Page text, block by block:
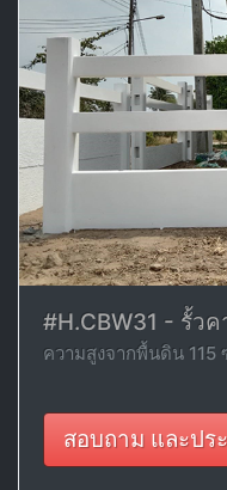
#H.CBW31 - รั้ว
ความสูงจากพื้นดิน 115
สอบถาม และปร